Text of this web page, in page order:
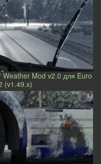
Mod v2.0 для Euro
(v1.49.x)